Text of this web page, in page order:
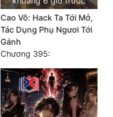
Cao Võ: Hack Ta Tới Mở,
Tác Dụng Phụ Ngươi Tới
Gánh
Chương 395: